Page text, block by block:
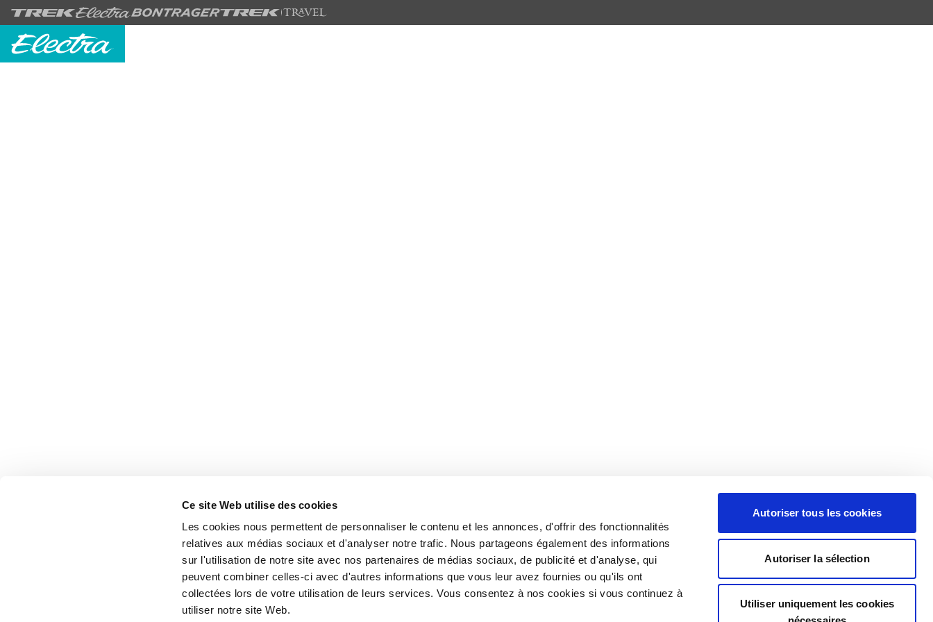
Ce site Web utilise des cookies
Les cookies nous permettent de personnaliser le contenu et les annonces, d'offrir des fonctionnalités
relatives aux médias sociaux et d'analyser notre trafic. Nous partageons également des informations
sur l'utilisation de notre site avec nos partenaires de médias sociaux, de publicité et d'analyse, qui
peuvent combiner celles-ci avec d'autres informations que vous leur avez fournies ou qu'ils ont
collectées lors de votre utilisation de leurs services. Vous consentez à nos cookies si vous continuez à
utiliser notre site Web.
Autoriser tous les cookies
Autoriser la sélection
Utiliser uniquement les cookies